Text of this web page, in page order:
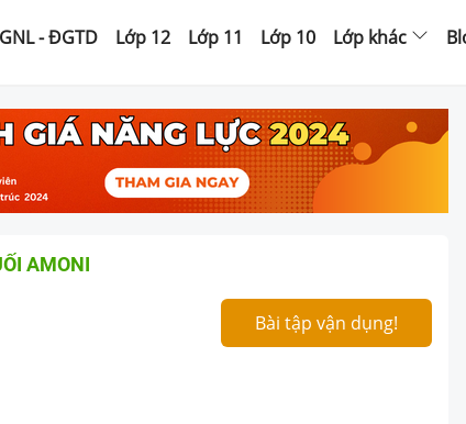
- ĐGTD Lớp 12 Lớp 11 Lớp 10 Lớp khác
AMONI
Bài tập vận dụng!